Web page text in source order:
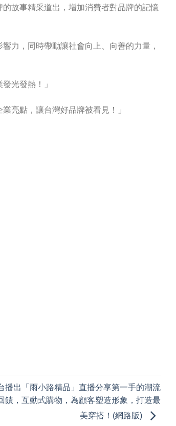
故事精采道出，增加消費者對品牌的記憶
力，同時帶動讓社會向上、向善的力量，
光發熱！」
亮點，讓台灣好品牌被看見！」
播出「雨小路精品」直播分享第一手的潮流
饋，互動式購物，為顧客塑造形象，打造最
美穿搭！(網路版)